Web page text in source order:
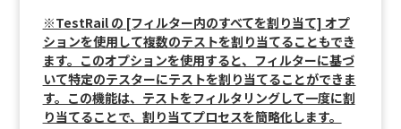
※TestRail の [フィルター内のすべてを割り当て] オプ
ションを使用して複数のテストを割り当てることもでき
ます。このオプションを使用すると、フィルターに基づ
いて特定のテスターにテストを割り当てることができま
す。この機能は、テストをフィルタリングして一度に割
り当てることで、割り当てプロセスを簡略化します。